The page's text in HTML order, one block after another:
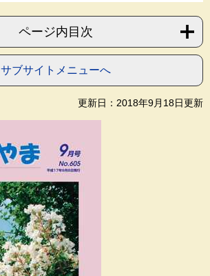
ページ内目次
サブサイトメニューへ
更新日：2018年9月18日更新